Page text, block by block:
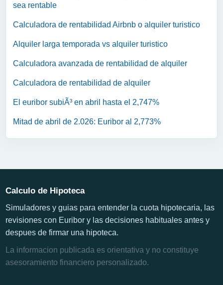
sea rentable
Calculadora de rentabilidad Airbnb o alquiler turistico
Alquiler larga temporada vs alquiler turistico
Calculadora avanzada de rentabilidad de alquiler
Calculadora de rentabilidad de alquiler
El euribor subiÃ³ en abril hasta el 2,747%
Mitad de abril de 2.026: Euribor al 2,773%
Calculo de Hipoteca
Simuladores y guias para entender la cuota hipotecaria, las
revisiones con Euribor y las decisiones habituales antes y
despues de firmar una hipoteca.
La informacion publicada es orientativa y no constituye
asesoramiento financiero personalizado.